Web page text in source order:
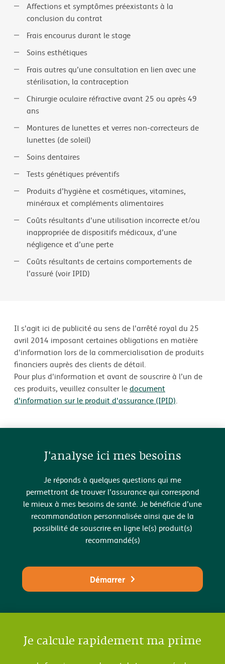
Affections et symptômes préexistants à la
conclusion du contrat
Frais encourus durant le stage
Soins esthétiques
Frais autres qu’une consultation en lien avec une
stérilisation, la contraception
Chirurgie oculaire réfractive avant 25 ou après 49
ans
Montures de lunettes et verres non-correcteurs de
lunettes (de soleil)
Soins dentaires
Tests génétiques préventifs
Produits d’hygiène et cosmétiques, vitamines,
minéraux et compléments alimentaires
Coûts résultants d'une utilisation incorrecte et/ou
inappropriée de dispositifs médicaux, d’une
négligence et d’une perte
Coûts résultants de certains comportements de
l’assuré (voir IPID)
Il s'agit ici de publicité au sens de l'arrêté royal du 25
avril 2014 imposant certaines obligations en matière
d'information lors de la commercialisation de produits
financiers auprès des clients de détail.
Pour plus d'information et avant de souscrire à l’un de
ces produits, veuillez consulter ledocument
d'information sur le produit d'assurance (IPID).
J'analyse ici mes besoins
Je réponds à quelques questions qui me
permettront de trouver l’assurance qui correspond
le mieux à mes besoins de santé. Je bénéficie d’une
recommandation personnalisée ainsi que de la
possibilité de souscrire en ligne le(s) produit(s)
recommandé(s)
Démarrer
Je calcule rapidement ma prime